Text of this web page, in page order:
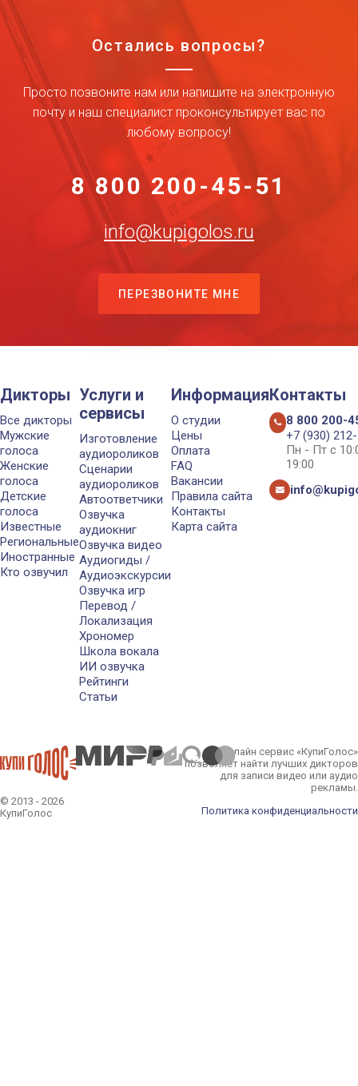
Остались вопросы?
Просто позвоните нам или напишите на электронную
почту и наш специалист проконсультирует вас по
любому вопросу!
8 800 200-45-51
info@kupigolos.ru
ПЕРЕЗВОНИТЕ МНЕ
Дикторы
Все дикторы
Мужские
голоса
Женские
голоса
Детские
голоса
Известные
Региональные
Иностранные
Кто озвучил
Услуги и
сервисы
Изготовление
аудиороликов
Сценарии
аудиороликов
Автоответчики
Озвучка
аудиокниг
Озвучка видео
Аудиогиды /
Аудиоэкскурсии
Озвучка игр
Перевод /
Локализация
Хрономер
Школа вокала
ИИ озвучка
Рейтинги
Статьи
Информация
О студии
Цены
Оплата
FAQ
Вакансии
Правила сайта
Контакты
Карта сайта
Контакты
8 800 200-
+7 (930)
Пн - Пт с
19:00
© 2013 - 2026
КупиГолос
Онлайн сервис «КупиГолос»
позволяет найти лучших дикторов
для записи видео или аудио
рекламы.
Политика конфиденциальности